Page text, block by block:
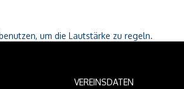
um die Lautstärke zu regeln.
VEREINSDATEN